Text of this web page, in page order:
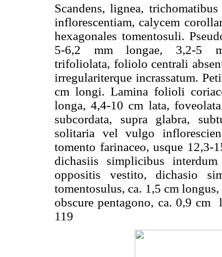
Scandens, lignea,
inflorescentiam, calycem
hexagonales tomentosuli.
5-6,2 mm longae, 3,2-5
trifoliolata, foliolo centrali
irregulariterque incrassatum.
cm longi. Lamina folioli
longa, 4,4-10 cm lata,
subcordata, supra glabra,
solitaria vel vulgo
tomento farinaceo, usque 12,3-
dichasiis simplicibus
oppositis vestito, dichasio
tomentosulus, ca. 1,5 cm
obscure pentagono, ca. 0,9 cm
119